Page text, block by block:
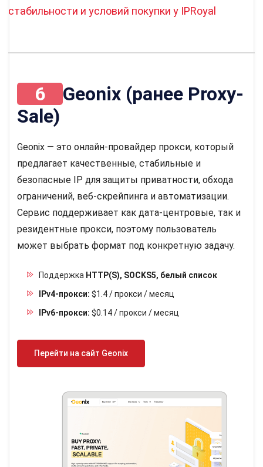
стабильности и условий покупки у IPRoyal
6
Geonix (ранее Proxy-
Sale)
Geonix — это онлайн-провайдер прокси, который
предлагает качественные, стабильные и
безопасные IP для защиты приватности, обхода
ограничений, веб-скрейпинга и автоматизации.
Сервис поддерживает как дата-центровые, так и
резидентные прокси, поэтому пользователь
может выбрать формат под конкретную задачу.
Поддержка HTTP(S), SOCKS5, белый список
IPv4-прокси: $1.4 / прокси / месяц
IPv6-прокси: $0.14 / прокси / месяц
Перейти на сайт Geonix